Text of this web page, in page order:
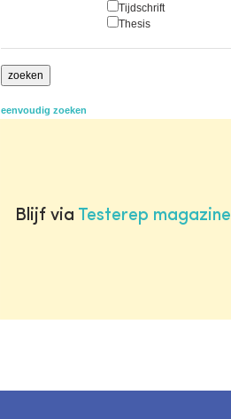
Tijdschrift
Thesis
eenvoudig zoeken
Blijf via Testerep magazine